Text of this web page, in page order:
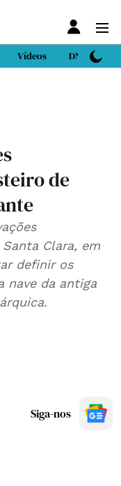
Vídeos DN Sport
de
Clara, em
definir os
nave da antiga
Siga-nos